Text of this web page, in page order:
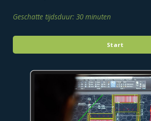
Geschatte tijdsduur: 30 minuten
Start